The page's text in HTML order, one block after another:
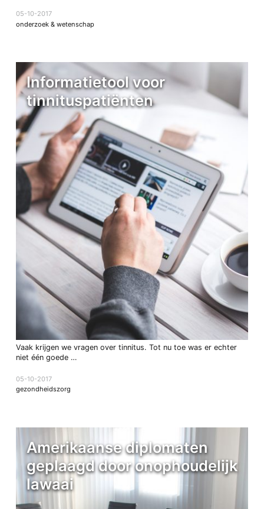
05-10-2017
onderzoek & wetenschap
Informatietool voor
tinnituspatiënten
Vaak krijgen we vragen over tinnitus. Tot nu toe was er echter
niet één goede …
05-10-2017
gezondheidszorg
Amerikaanse diplomaten
geplaagd door onophoudelijk
lawaai